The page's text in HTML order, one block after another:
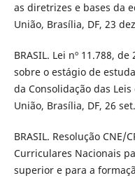
as diretrizes e bases da
União, Brasília, DF, 23
BRASIL. Lei nº 11.788,
sobre o estágio de
da Consolidação das
União, Brasília, DF, 26
BRASIL. Resolução CNE/
Curriculares Nacionais
superior e para a